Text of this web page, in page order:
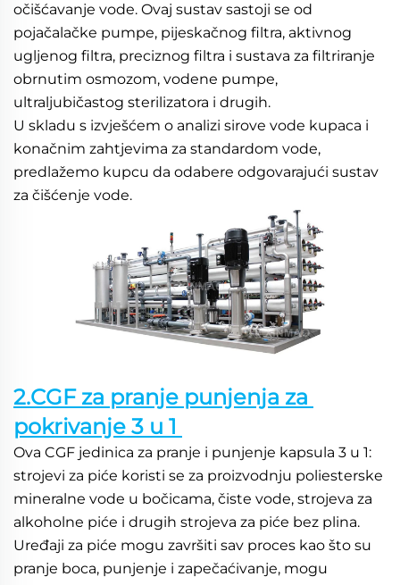
očišćavanje vode. Ovaj sustav sastoji se od
pojačalačke pumpe, pijeskačnog filtra, aktivnog
ugljenog filtra, preciznog filtra i sustava za filtriranje
obrnutim osmozom, vodene pumpe,
ultraljubičastog sterilizatora i drugih.
U skladu s izvješćem o analizi sirove vode kupaca i
konačnim zahtjevima za standardom vode,
predlažemo kupcu da odabere odgovarajući sustav
za čišćenje vode.
2.CGF za pranje punjenja za
pokrivanje 3 u 1
Ova CGF jedinica za pranje i punjenje kapsula 3 u 1:
strojevi za piće koristi se za proizvodnju poliesterske
mineralne vode u bočicama, čiste vode, strojeva za
alkoholne piće i drugih strojeva za piće bez plina.
Uređaji za piće mogu završiti sav proces kao što su
pranje boca, punjenje i zapečaćivanje, mogu